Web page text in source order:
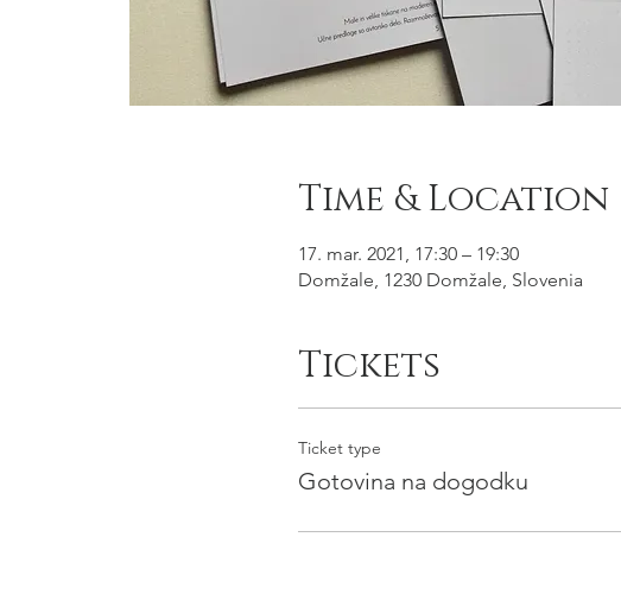
Time & Location
17. mar. 2021, 17:30 – 19:30
Domžale, 1230 Domžale, Slovenia
Tickets
Ticket type
Gotovina na dogodku